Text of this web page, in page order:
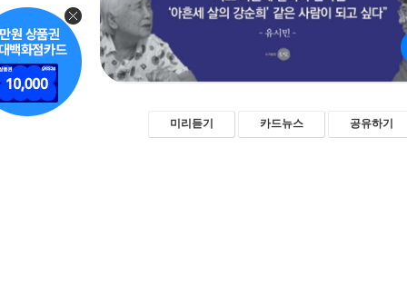
미리듣기 카드뉴스 공유하기